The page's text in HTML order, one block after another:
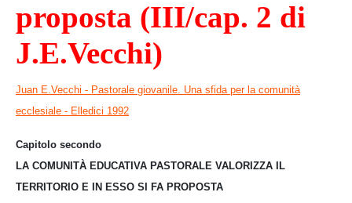
proposta (III/cap. 2 di
J.E.Vecchi)
Juan E.Vecchi - Pastorale giovanile. Una sfida per la comunità
ecclesiale - Elledici 1992
Capitolo secondo
LA COMUNITÀ EDUCATIVA PASTORALE VALORIZZA IL
TERRITORIO E IN ESSO SI FA PROPOSTA